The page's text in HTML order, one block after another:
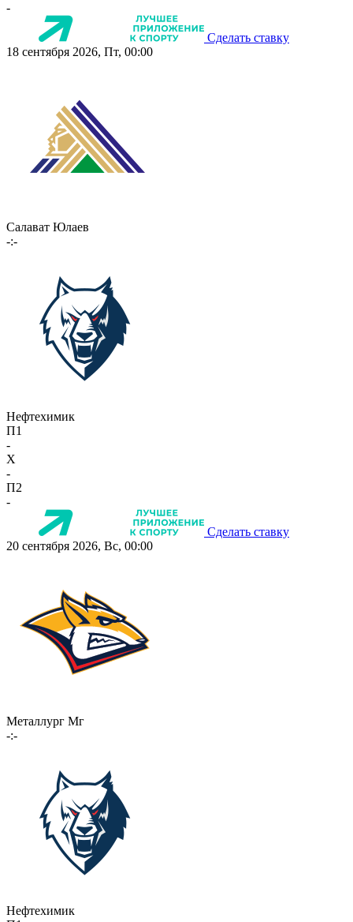
-
Сделать ставку
18 сентября 2026, Пт, 00:00
Салават Юлаев
-:-
Нефтехимик
П1
-
X
-
П2
-
Сделать ставку
20 сентября 2026, Вс, 00:00
Металлург Мг
-:-
Нефтехимик